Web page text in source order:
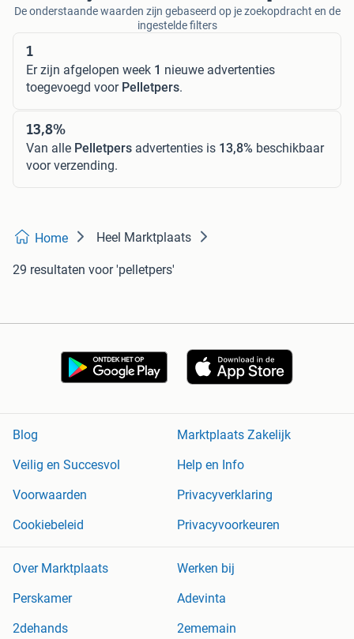
De onderstaande waarden zijn gebaseerd op je zoekopdracht en de
ingestelde filters
1
Er zijn afgelopen week 1 nieuwe advertenties
toegevoegd voor Pelletpers.
13,8%
Van alle Pelletpers advertenties is 13,8% beschikbaar
voor verzending.
Home Heel Marktplaats
29 resultaten voor 'pelletpers'
Blog
Marktplaats Zakelijk
Veilig en Succesvol
Help en Info
Voorwaarden
Privacyverklaring
Cookiebeleid
Privacyvoorkeuren
Over Marktplaats
Werken bij
Perskamer
Adevinta
2dehands
2ememain